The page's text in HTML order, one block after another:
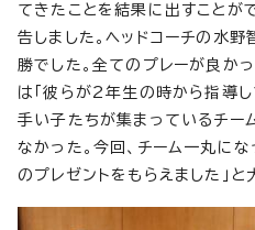
てきたことを結果に出すことが
告しました。ヘッドコーチの水
勝でした。全てのプレーが良か
は「彼らが2年生の時から指導
手い子たちが集まっているチー
なかった。今回、チーム一丸に
のプレゼントをもらえました」と